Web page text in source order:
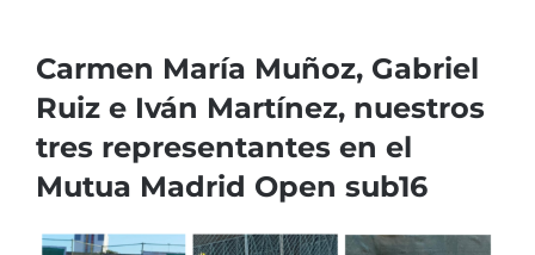
Carmen María Muñoz, Gabriel
Ruiz e Iván Martínez, nuestros
tres representantes en el
Mutua Madrid Open sub16
Ver